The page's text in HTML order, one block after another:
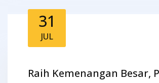
31
JUL
Raih Kemenangan Besar,